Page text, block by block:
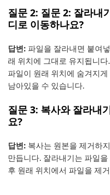
질문 2: 질문 2: 잘라내
디로 이동하나요?
답변: 파일을 잘라내면 붙여
래 위치에 그대로 유지됩니
파일이 원래 위치에 숨겨지
남아있을 수 있습니다.
질문 3: 복사와 잘라내
요?
답변: 복사는 원본을 제거하
만듭니다. 잘라내기는 파일
후 원래 위치에서 파일을 제